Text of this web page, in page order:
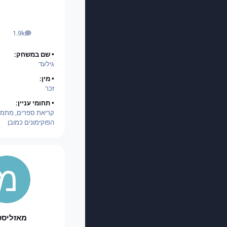
1.9k
הודעות
• שם במשחק:
גילעד
• מין:
זכר
• תחומי עניין:
קריאת ספרים,
הפוקימונים כמובן